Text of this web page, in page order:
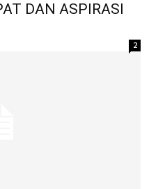
DAN ASPIRASI
2